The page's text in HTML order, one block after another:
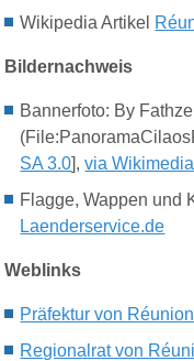
Wikipedia Artikel
Bildernachweis
Bannerfoto: By
SA 3.0],via
Flagge, Wappen und
Laenderservice.de
Weblinks
Präfektur von Réunion
Regionalrat von